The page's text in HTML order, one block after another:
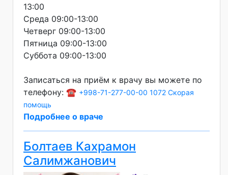
13:00
Среда 09:00-13:00
Четверг 09:00-13:00
Пятница 09:00-13:00
Суббота 09:00-13:00
Записаться на приём к врачу вы можете по
телефону: ☎️ +998-71-277-00-00 1072 Скорая
помощь
Подробнее о враче
Болтаев Кахрамон
Салимжанович